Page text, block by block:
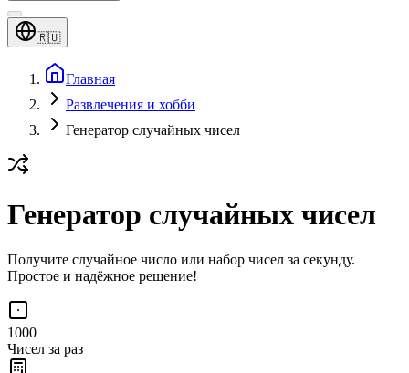
🇷🇺
Главная
Развлечения и хобби
Генератор случайных чисел
Генератор случайных чисел
Получите случайное число или набор чисел за секунду.
Простое и надёжное решение!
1000
Чисел за раз